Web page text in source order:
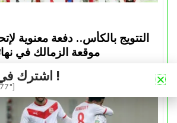
التتويج بالكأس.. دفعة معنوية
موقعة الزمالك في
اشترك في نشرتنا الإخبارية !